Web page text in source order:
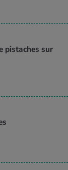
pistaches sur